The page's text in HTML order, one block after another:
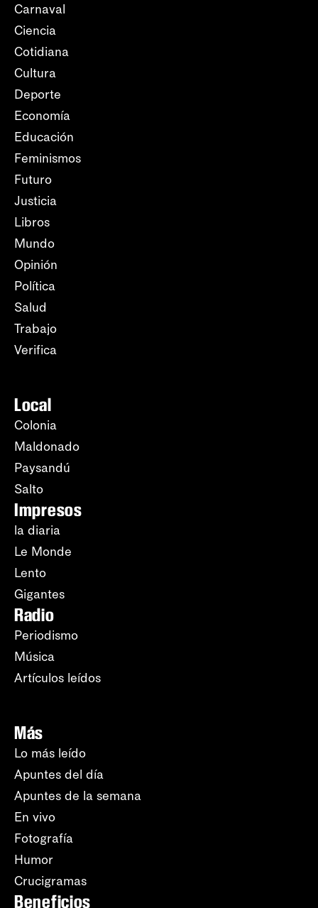
Carnaval
Ciencia
Cotidiana
Cultura
Deporte
Economía
Educación
Feminismos
Futuro
Justicia
Libros
Mundo
Opinión
Política
Salud
Trabajo
Verifica
Local
Colonia
Maldonado
Paysandú
Salto
Impresos
la diaria
Le Monde
Lento
Gigantes
Radio
Periodismo
Música
Artículos leídos
Más
Lo más leído
Apuntes del día
Apuntes de la semana
En vivo
Fotografía
Humor
Crucigramas
Beneficios